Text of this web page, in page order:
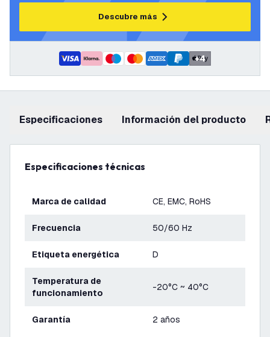
Descubre más
+4
Especificaciones información del producto
Especificaciones técnicas
Marca de calidad CE, EMC, RoHS
Frecuencia 50/60 Hz
Etiqueta energética D
Temperatura de
funcionamiento
-20°C ~ 40°C
Garantía 2 años